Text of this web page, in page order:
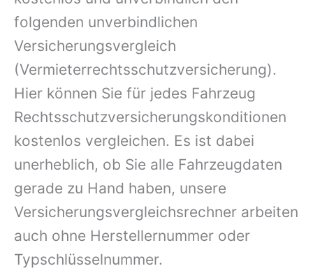
folgenden unverbindlichen
Versicherungsvergleich
(Vermieterrechtsschutzversicherung).
Hier können Sie für jedes Fahrzeug
Rechtsschutzversicherungskonditionen
kostenlos vergleichen. Es ist dabei
unerheblich, ob Sie alle Fahrzeugdaten
gerade zu Hand haben, unsere
Versicherungsvergleichsrechner arbeiten
auch ohne Herstellernummer oder
Typschlüsselnummer.